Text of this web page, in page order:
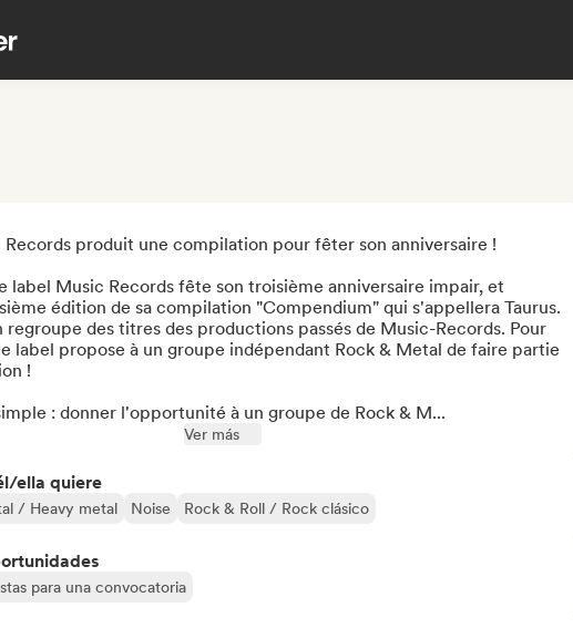
Records produit une compilation pour fêter son anniversaire !
label Music Records fête son troisième anniversaire impair, et
édition de sa compilation "Compendium" qui s'appellera Taurus.
regroupe des titres des productions passés de Music-Records. Pour
label propose à un groupe indépendant Rock & Metal de faire partie
!
: donner l'opportunité à un groupe de Rock & M...
Ver más
ella quiere
/ Heavy metal Noise Rock & Roll / Rock clásico
para una convocatoria